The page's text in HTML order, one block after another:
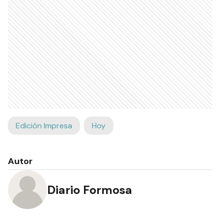
Edición Impresa Hoy
Autor
Diario Formosa